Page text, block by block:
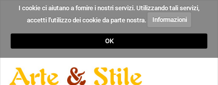
I cookie ci aiutano a fornire i nostri servizi. Utilizzando tali servizi,
accetti l'utilizzo dei cookie da parte nostra.
Informazioni
OK